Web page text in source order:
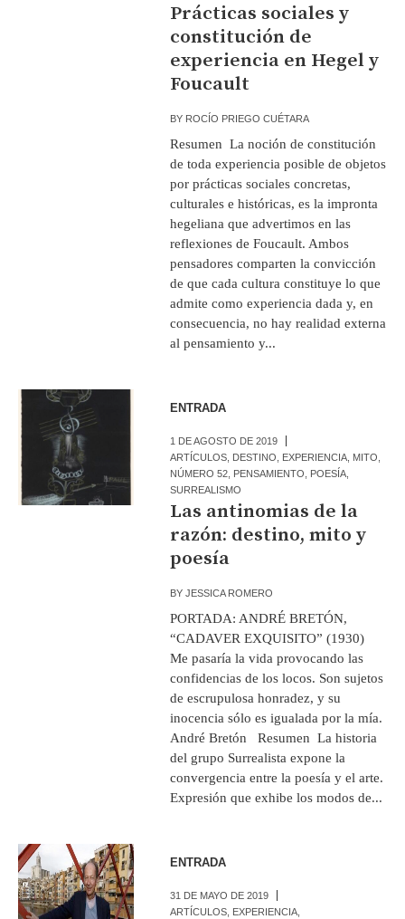
Prácticas sociales y
constitución de
experiencia en Hegel y
Foucault
BY ROCÍO PRIEGO CUÉTARA
Resumen La noción de constitución
de toda experiencia posible de objetos
por prácticas sociales concretas,
culturales e históricas, es la impronta
hegeliana que advertimos en las
reflexiones de Foucault. Ambos
pensadores comparten la convicción
de que cada cultura constituye lo que
admite como experiencia dada y, en
consecuencia, no hay realidad externa
al pensamiento y...
ENTRADA
1 DE AGOSTO DE 2019
ARTÍCULOS DESTINO EXPERIENCIA MITO
NÚMERO 52 PENSAMIENTO POESÍA
SURREALISMO
Las antinomias de la
razón: destino, mito y
poesía
BYJESSICA ROMERO
PORTADA: ANDRÉ BRETÓN,
“CADAVER EXQUISITO” (1930)
Me pasaría la vida provocando las
confidencias de los locos. Son sujetos
de escrupulosa honradez, y su
inocencia sólo es igualada por la mía.
André Bretón Resumen La historia
del grupo Surrealista expone la
convergencia entre la poesía y el arte.
Expresión que exhibe los modos de...
ENTRADA
31 DE MAYO DE 2019
ARTÍCULOS EXPERIENCIA